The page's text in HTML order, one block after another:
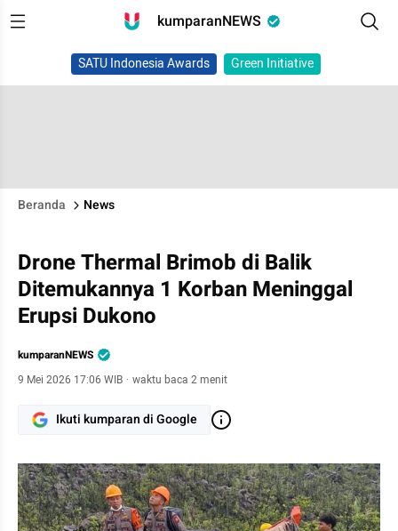
kumparanNEWS
SATU Indonesia Awards Green Initiative
Beranda News
Drone Thermal Brimob di Balik
Ditemukannya 1 Korban Meninggal
Erupsi Dukono
kumparanNEWS
9 Mei 2026 17:06 WIB · waktu baca 2 menit
Ikuti kumparan di Google